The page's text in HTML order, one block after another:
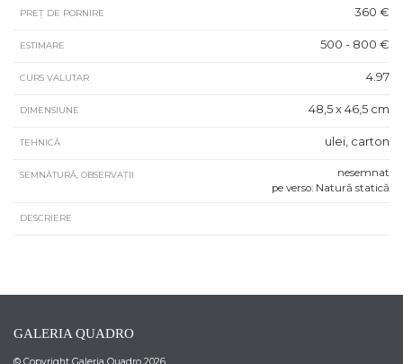
PREȚ DE PORNIRE 360 €
ESTIMARE 500 - 800 €
CURS VALUTAR 4.97
DIMENSIUNE 48,5 x 46,5 cm
TEHNICĂ ulei, carton
SEMNĂTURĂ, OBSERVAȚII
nesemnat
pe verso: Natură statică
DESCRIERE
GALERIA QUADRO
© Copyright Galeria Quadro 2026